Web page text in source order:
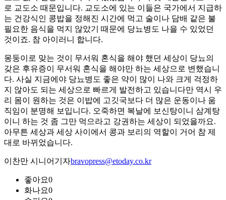
로 교도소 때문입니다. 교도소에 있는 이들은 국가에서 지급하
는 건강식인 콩밥을 정해진 시간에 먹고 술이나 담배 같은 불
필요한 음식을 먹지 않았기 때문에 당뇨병도 나을 수 있었던
것이죠. 참 아이러니 합니다.
몽둥이로 맞는 것이 무서워 혼식을 해야 했던 세상이 당뇨의
갖은 후유증이 무서워 혼식을 해야만 하는 세상으로 변했습니
다. 사실 지금에야 당뇨병도 좋은 약이 많이 나와 크게 걱정하
지 않아도 되는 세상으로 빠르게 발전하고 있습니다만 역시 우
리 몸이 원하는 것은 이밥에 고깃국보다 더 많은 운동이나 움
직임이 분명해 보입니다. 오죽하면 복날에 보신탕이니 삼계탕
이니 하는 것 좀 그만 먹으라고 강권하는 세상이 되었을까요.
아무튼 세상과 세상 사이에서 콩과 보리의 역할이 거어 참 제
대로 바뀌었습니다.
이찬만 시니어기자bravopress@etoday.co.kr
좋아요0
화나요0